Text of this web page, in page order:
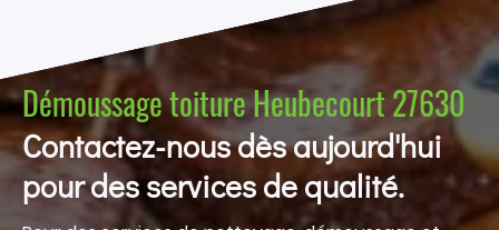
Démoussage toiture Heubecourt 27630
Contactez-nous dès aujourd'hui
pour des services de qualité.